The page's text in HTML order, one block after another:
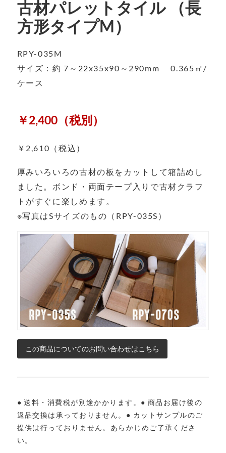
古材パレットタイル （長
方形タイプM）
RPY-035M
サイズ：約 7～22x35x90～290mm 0.365㎡/
ケース
￥2,400（税別）
￥2,610（税込）
厚みいろいろの古材の板をカットして箱詰めし
ました。ボンド・両面テープ入りで古材クラフ
トがすぐに楽しめます。
※写真はSサイズのもの（RPY-035S）
● 送料・消費税が別途かかります。● 商品お届け後の
返品交換は承っておりません。● カットサンプルのご
提供は行っておりません。あらかじめご了承くださ
い。